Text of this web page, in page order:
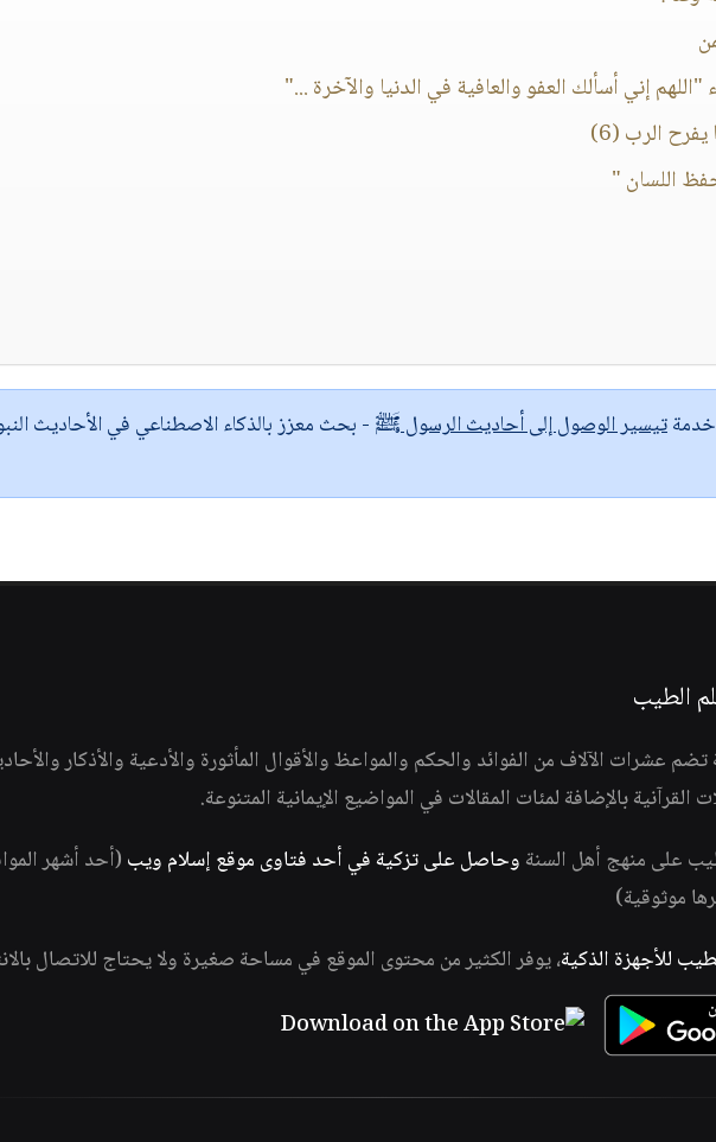
"اللهم إني أسألك العفو والعافية في الدنيا والآخرة ..."
يفرح الرب (6)
اللسان "
تيسير الوصول إلى أحاديث الرسول ﷺ - بحث معزز بالذكاء الاصطناعي في الأحاديث
الطيب
عشرات الآلاف من الفوائد والحكم والمواعظ والأقوال المأثورة والأدعية والأذكار
القرآنية بالإضافة لمئات المقالات في المواضيع الإيمانية المتنوعة.
على منهج أهل السنة وحاصل على تزكية في أحد فتاوى موقع إسلام ويب (أحد أشهر
موثوقية)
للأجهزة الذكية، يوفر الكثير من محتوى الموقع في مساحة صغيرة ولا يحتاج للاتصال